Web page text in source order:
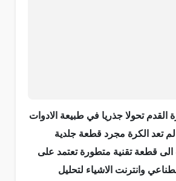
تحولا جذريا في طبيعة الادوات
تعد الكرة مجرد قطعة جلدية
قطعة تقنية متطورة تعتمد على
وانترنت الاشياء لتحليل